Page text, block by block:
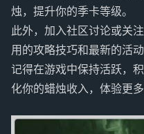
烛，提升你的季卡等级。
此外，加入社区讨论或关
用的攻略技巧和最新的活动
记得在游戏中保持活跃，
化你的蜡烛收入，体验更多